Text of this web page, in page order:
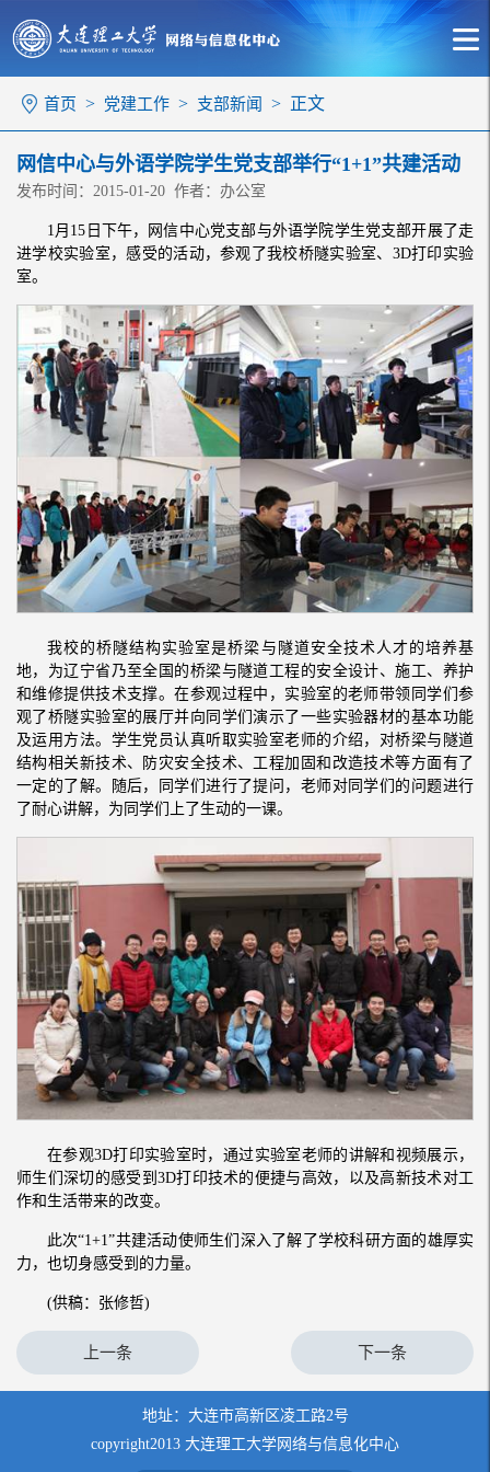
首页 > 党建工作 > 支部新闻 > 正文
网信中心与外语学院学生党支部举行“1+1”共建活动
发布时间：2015-01-20 作者：办公室
1月15日下午，网信中心党支部与外语学院学生党支部开展了走
进学校实验室，感受的活动，参观了我校桥隧实验室、3D打印实验
室。
我校的桥隧结构实验室是桥梁与隧道安全技术人才的培养基
地，为辽宁省乃至全国的桥梁与隧道工程的安全设计、施工、养护
和维修提供技术支撑。在参观过程中，实验室的老师带领同学们参
观了桥隧实验室的展厅并向同学们演示了一些实验器材的基本功能
及运用方法。学生党员认真听取实验室老师的介绍，对桥梁与隧道
结构相关新技术、防灾安全技术、工程加固和改造技术等方面有了
一定的了解。随后，同学们进行了提问，老师对同学们的问题进行
了耐心讲解，为同学们上了生动的一课。
在参观3D打印实验室时，通过实验室老师的讲解和视频展示，
师生们深切的感受到3D打印技术的便捷与高效，以及高新技术对工
作和生活带来的改变。
此次“1+1”共建活动使师生们深入了解了学校科研方面的雄厚实
力，也切身感受到的力量。
(供稿：张修哲)
上一条 下一条
地址：大连市高新区凌工路2号
copyright2013 大连理工大学网络与信息化中心